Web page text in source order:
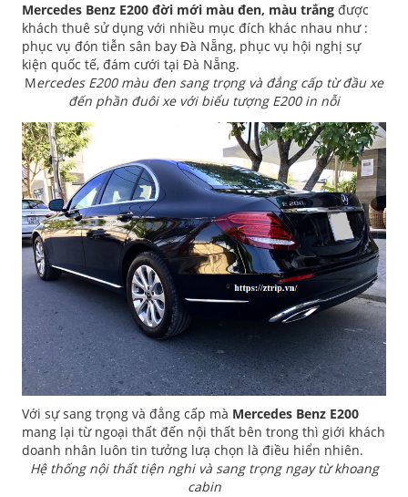
Mercedes Benz E200 đời mới màu đen, màu trắng được
khách thuê sử dụng với nhiều mục đích khác nhau như :
phục vụ đón tiễn sân bay Đà Nẵng, phục vụ hội nghị sự
kiện quốc tế, đám cưới tại Đà Nẵng.
Mercedes E200 màu đen sang trọng và đẳng cấp từ đầu xe
đến phần đuôi xe với biểu tượng E200 in nỗi
Với sự sang trọng và đẳng cấp mà Mercedes Benz E200
mang lại từ ngoại thất đến nội thất bên trong thì giới khách
doanh nhân luôn tin tưởng lưạ chọn là điều hiển nhiên.
Hệ thống nội thất tiện nghi và sang trọng ngay từ khoang
cabin